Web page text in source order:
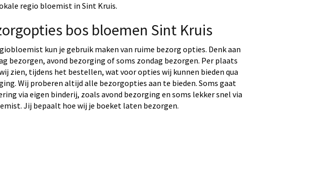
regio bloemist in Sint Kruis.
bos bloemen Sint Kruis
kun je gebruik maken van ruime bezorg opties. Denk aan
bezorgen, avond bezorging of soms zondag bezorgen. Per plaats
zien, tijdens het bestellen, wat voor opties wij kunnen bieden qua
Wij proberen altijd alle bezorgopties aan te bieden. Soms gaat
via eigen binderij, zoals avond bezorging en soms lekker snel via
Jij bepaalt hoe wij je boeket laten bezorgen.